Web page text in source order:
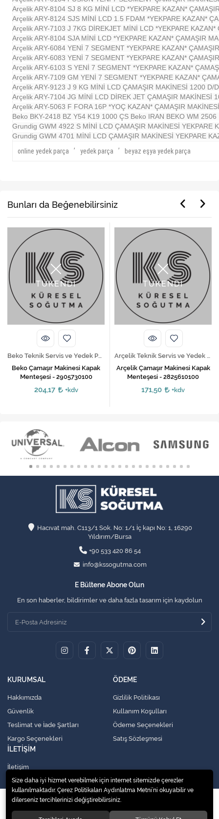
Arçelik ARY-8104 SJ 8 KG MİNİ LCD *YEKPARE KAZAN*
Arçelik ARY-8124 SJS MİNİ LCD 1.5 FDAM *YEKPARE KAZAN*
Arçelik ARY-7103 J 7KG DİREKJET MİNİ LCD *YEKPARE
Arçelik ARY-8104 SJA MİNİ LCD *YEKPARE KAZAN* ÇAMAŞIR
Arçelik ARY-6084 YENİ 7 SEGMENT *YEKPARE KAZAN*
Arçelik ARY-6083 YENİ 7 SEGMENT *YEKPARE KAZAN*
Arçelik ARY-6103 S YENİ 7 SEGMENT *YEKPARE KAZAN*
Arçelik ARY-7109 GM YENİ 7 SEGMENT *YEKPARE KAZAN*
Arçelik ARY-9123 J 9 KG MİNİ LCD ÇAMAŞIR MAKİNESİ 1200 D/
Arçelik ARY-7104 JG MİNİ LCD DİREK JET ÇAMAŞIR MAKİNESİ
Arçelik ARY-5063 F FORA 16P *YOÇ KAZAN* ÇAMAŞIR
Beko BKY-2418 BZ Y54 K19 1000 ÇS Beko IRAN BEKO WM
Grundig GWM 4922 S MİNİ LCD ÇAMAŞIR MAKİNESİ YEKPARE
Grundig GWM 4701 MİNİ LCD ÇAMAŞIR MAKİNESİ YEKPARE
online yedek parça
,
yedek parça
,
beyaz eşya yedek parça
Bunları da Beğenebilirsiniz
TÜKENDİ
Beko Teknik Servis ve Yedek Parça Hizmetleri
Beko Çamaşır Makinesi Kapak
Menteşesi - 2905730100
204,17 +kdv
TÜKENDİ
Arçelik Teknik Servis ve Yedek Parça Hizmetleri
Arçelik Çamaşır Makinesi Kapak
Menteşesi - 2825610100
171,50 +kdv
Hacıvat mah. C113/1 Sok. No: 1/1 İç kapı No: 1, 16290
Yıldırım/Bursa
+90 533 420 86 54
info@kssogutma.com
E Bültene Abone Olun
En son haberler, bildirimler ve daha fazla tasarım için kaydolun
KURUMSAL
Hakkımızda
Güvenlik
Teslimat ve İade Şartları
Kargo Seçenekleri
ÖDEME
Gizlilik Politikası
Kullanım Koşulları
Ödeme Seçenekleri
Satış Sözleşmesi
İLETİŞİM
İletişim
© 2020Küresel Soğutma Sistemleri Yedek Parça San. Ve Tic. Ltd. Şti.
Size daha iyi hizmet verebilmek için internet sitemizde çerezler
kullanılmaktadır. Çerez Politikaları Aydınlatma Metni’ni okuyabilir ve
dilerseniz tercihlerinizi değiştirebilirsiniz.